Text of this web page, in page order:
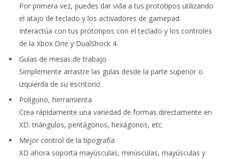
Por primera vez, puedes dar vida a tus prototipos utilizando
el atajo de teclado y los activadores de gamepad.
Interactúa con tus prototipos con el teclado y los controles
de la Xbox One y DualShock 4.
Guías de mesas de trabajo
Simplemente arrastre las guías desde la parte superior o
izquierda de su escritorio.
Polígono, herramienta
Crea rápidamente una variedad de formas directamente en
XD: triángulos, pentágonos, hexágonos, etc.
Mejor control de la tipografía
XD ahora soporta mayúsculas, minúsculas, mayúsculas y